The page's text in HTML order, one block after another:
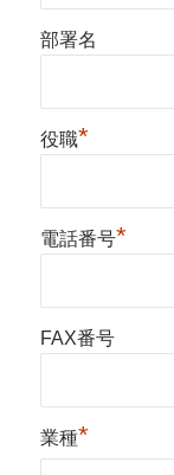
部署名
役職*
電話番号*
FAX番号
業種*